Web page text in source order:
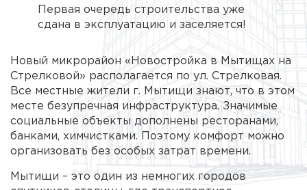
Первая очередь строительства уже
сдана в эксплуатацию и заселяется!
Новый микрорайон «Новостройка в Мытищах на
Стрелковой» располагается по ул. Стрелковая.
Все местные жители г. Мытищи знают, что в этом
месте безупречная инфраструктура. Значимые
социальные объекты дополнены ресторанами,
банками, химчистками. Поэтому комфорт можно
организовать без особых затрат времени.
Мытищи – это один из немногих городов